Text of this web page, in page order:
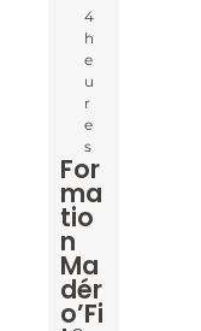
4
h
e
u
r
e
s
For
ma
tio
n
Ma
dér
o’Fi